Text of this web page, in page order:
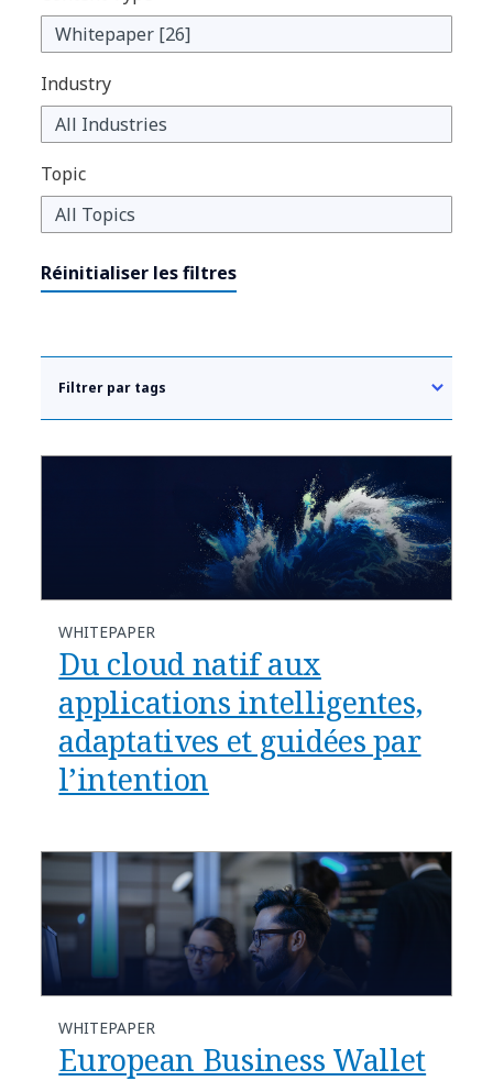
Industry
Topic
Réinitialiser les filtres
Filtrer par tags
WHITEPAPER
Du cloud natif aux
applications intelligentes,
adaptatives et guidées par
l’intention
WHITEPAPER
European Business Wallet